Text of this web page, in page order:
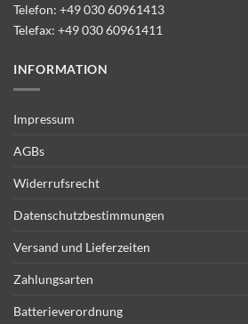
Telefon: +49 030 60961413
Telefax: +49 030 60961411
INFORMATION
Impressum
AGBs
Widerrufsrecht
Datenschutzbestimmungen
Versand und Lieferzeiten
Zahlungsarten
Batterieverordnung